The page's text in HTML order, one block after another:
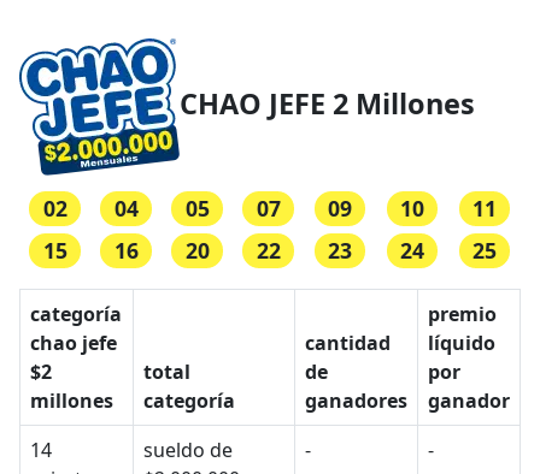
CHAO JEFE 2 Millones
02 04 05 07 09 10
11
15
16 20 22 23 24 25
categoría
chao jefe
$2
millones
total
categoría
cantidad
de
ganadores
premio
líquido
por
ganador
14
sueldo de
- -